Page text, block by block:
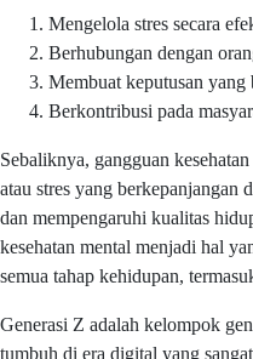
Mengelola stres secara
Berhubungan dengan
Membuat keputusan yang
Berkontribusi pada
Sebaliknya, gangguan
atau stres yang berkepanjangan
dan mempengaruhi kualitas
kesehatan mental menjadi hal
semua tahap kehidupan,
Generasi Z adalah kelompok
tumbuh di era digital yang